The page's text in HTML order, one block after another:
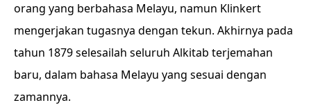
orang yang berbahasa Melayu, namun Klinkert
mengerjakan tugasnya dengan tekun. Akhirnya pada
tahun 1879 selesailah seluruh Alkitab terjemahan
baru, dalam bahasa Melayu yang sesuai dengan
zamannya.